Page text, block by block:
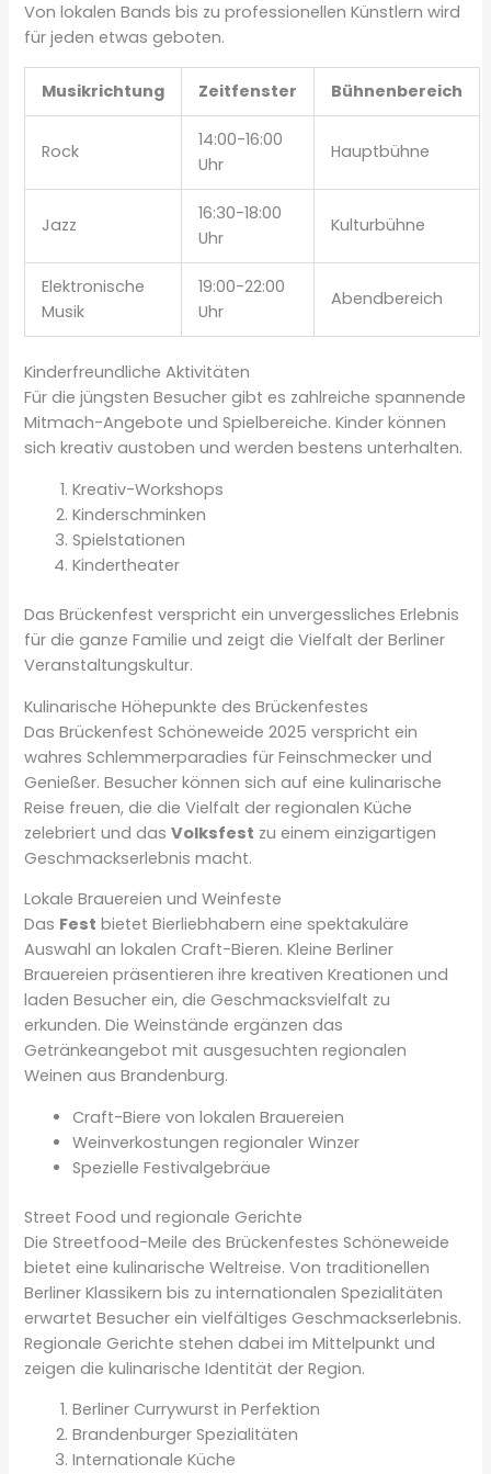
Von lokalen Bands bis zu professionellen Künstlern wird
für jeden etwas geboten.
Musikrichtung Zeitfenster Bühnenbereich
Rock
14:00-16:00
Uhr
Hauptbühne
Jazz
16:30-18:00
Uhr
Kulturbühne
Elektronische
Musik
19:00-22:00
Uhr
Abendbereich
Kinderfreundliche Aktivitäten
Für die jüngsten Besucher gibt es zahlreiche spannende
Mitmach-Angebote und Spielbereiche. Kinder können
sich kreativ austoben und werden bestens unterhalten.
Kreativ-Workshops
Kinderschminken
Spielstationen
Kindertheater
Das Brückenfest verspricht ein unvergessliches Erlebnis
für die ganze Familie und zeigt die Vielfalt der Berliner
Veranstaltungskultur.
Kulinarische Höhepunkte des Brückenfestes
Das Brückenfest Schöneweide 2025 verspricht ein
wahres Schlemmerparadies für Feinschmecker und
Genießer. Besucher können sich auf eine kulinarische
Reise freuen, die die Vielfalt der regionalen Küche
zelebriert und dasVolksfest zu einem einzigartigen
Geschmackserlebnis macht.
Lokale Brauereien und Weinfeste
Das Fest bietet Bierliebhabern eine spektakuläre
Auswahl an lokalen Craft-Bieren. Kleine Berliner
Brauereien präsentieren ihre kreativen Kreationen und
laden Besucher ein, die Geschmacksvielfalt zu
erkunden. Die Weinstände ergänzen das
Getränkeangebot mit ausgesuchten regionalen
Weinen aus Brandenburg.
Craft-Biere von lokalen Brauereien
Weinverkostungen regionaler Winzer
Spezielle Festivalgebräue
Street Food und regionale Gerichte
Die Streetfood-Meile des Brückenfestes Schöneweide
bietet eine kulinarische Weltreise. Von traditionellen
Berliner Klassikern bis zu internationalen Spezialitäten
erwartet Besucher ein vielfältiges Geschmackserlebnis.
Regionale Gerichte stehen dabei im Mittelpunkt und
zeigen die kulinarische Identität der Region.
Berliner Currywurst in Perfektion
Brandenburger Spezialitäten
Internationale Küche